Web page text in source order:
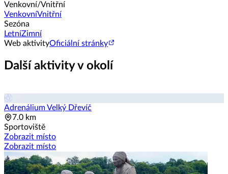
Venkovní/Vnitřní
VenkovníVnitřní
Sezóna
LetníZimní
Web aktivityOficiální stránky
Další aktivity v okolí
Adrenálium Velký Dřevíč
7.0 km
Sportoviště
Zobrazit místo
Zobrazit místo